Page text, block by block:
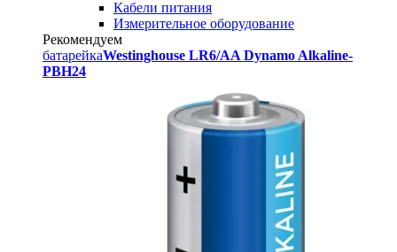
Кабели питания
Измерительное оборудование
Рекомендуем
батарейкаWestinghouse LR6/AA Dynamo Alkaline-
PBH24